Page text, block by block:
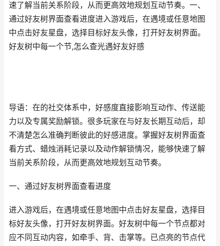
速了解当前关系阶段，从而更高效地规划互动节奏。一、
通过好友树界面查看进度进入游戏后，在遇境或任意地图
中点击好友星盘，选择目标好友头像，打开好友树界面。
好友树中每一个节,怎么查光遇好友好感
导语：在的社交体系中，好感度直接影响互动作、传送能
力以及专属奖励解锁。很多玩家在与好友长期互动后，却
不清楚怎么准确判断彼此的好感进度。掌握好友树界面查
看方式、蜡烛消耗记录以及动作解锁情况，能够快速了解
当前关系阶段，从而更高效地规划互动节奏。
一、通过好友树界面查看进度
进入游戏后，在遇境或任意地图中点击好友星盘，选择目
标好友头像，打开好友树界面。好友树中每一个节点都对
应不同互动内容，如牵手、背、击掌等。已点亮的节点代